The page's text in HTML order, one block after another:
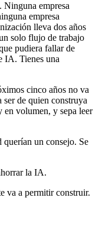
Ninguna empresa
empresa
lleva dos años
solo flujo de trabajo
pudiera fallar de
IA. Tienes una
cinco años no va
ser de quien construya
en volumen, y sepa leer
un consejo. Se
la IA.
va a permitir construir.